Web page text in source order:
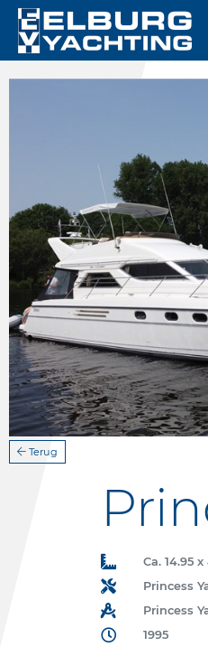
Terug
Ca. 14.95
Princess
Princess
1995